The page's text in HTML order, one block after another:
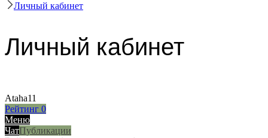
Личный кабинет
Личный кабинет
Ataha11
Рейтинг 0
Меню
ЧатПубликации